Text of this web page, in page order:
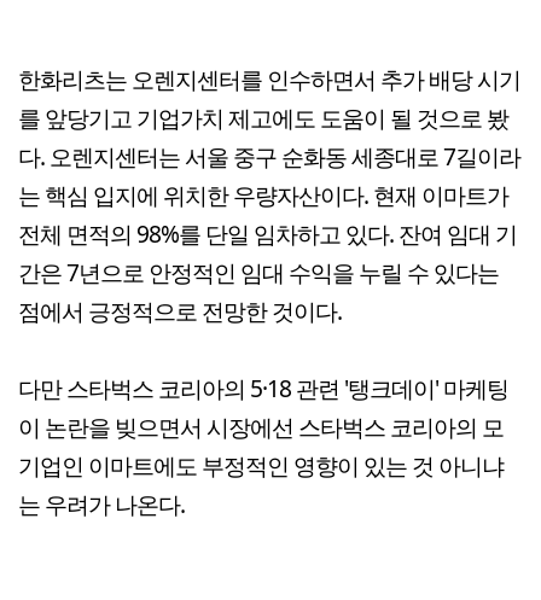
한화리츠는 오렌지센터를 인수하면서 추가 배당 시기
를 앞당기고 기업가치 제고에도 도움이 될 것으로 봤
다. 오렌지센터는 서울 중구 순화동 세종대로 7길이라
는 핵심 입지에 위치한 우량자산이다. 현재 이마트가
전체 면적의 98%를 단일 임차하고 있다. 잔여 임대 기
간은 7년으로 안정적인 임대 수익을 누릴 수 있다는
점에서 긍정적으로 전망한 것이다.
다만 스타벅스 코리아의 5·18 관련 '탱크데이' 마케팅
이 논란을 빚으면서 시장에선 스타벅스 코리아의 모
기업인 이마트에도 부정적인 영향이 있는 것 아니냐
는 우려가 나온다.